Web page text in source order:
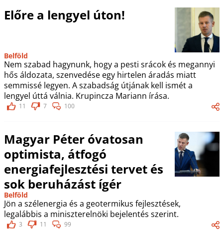
Előre a lengyel úton!
Belföld
Nem szabad hagynunk, hogy a pesti srácok és megannyi
hős áldozata, szenvedése egy hirtelen áradás miatt
semmissé legyen. A szabadság útjának kell ismét a
lengyel úttá válnia. Krupincza Mariann írása.
11 7 100
Magyar Péter óvatosan
optimista, átfogó
energiafejlesztési tervet és
sok beruházást ígér
Belföld
Jön a szélenergia és a geotermikus fejlesztések,
legalábbis a miniszterelnöki bejelentés szerint.
3 11 99